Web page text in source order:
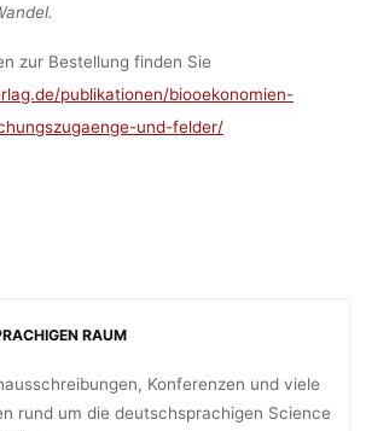
zur Bestellung finden Sie
publikationen/biooekonomien-
und-felder/
RAUM
Konferenzen und viele
rund um die deutschsprachigen Science